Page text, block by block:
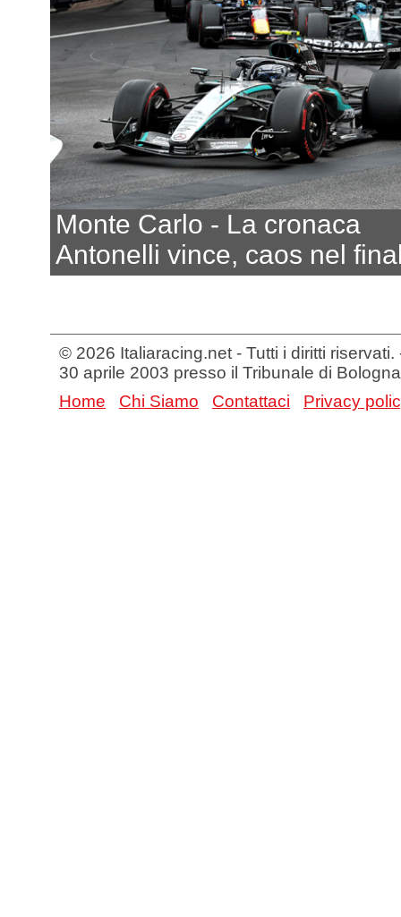
Monte Carlo - La cronaca
Antonelli vince, caos nel
© 2026 Italiaracing.net - Tutti i diritti
30 aprile 2003 presso il Tribunale di Bologna
Home
Chi Siamo Contattaci Privacy